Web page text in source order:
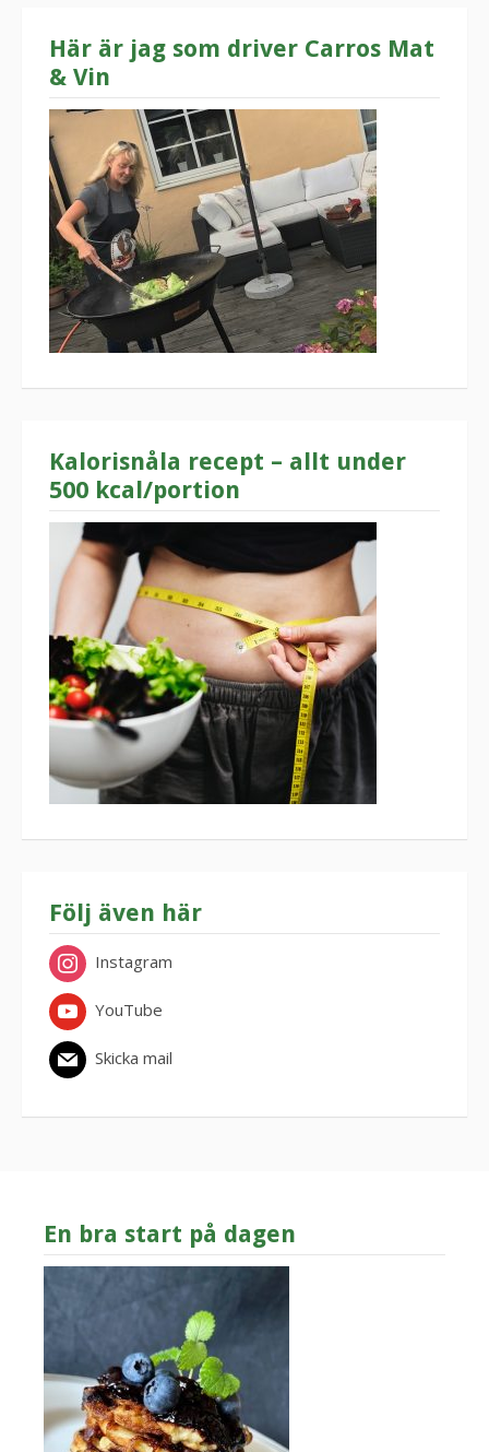
Här är jag som driver Carros Mat
& Vin
Kalorisnåla recept – allt under
500 kcal/portion
Följ även här
Instagram
YouTube
Skicka mail
En bra start på dagen